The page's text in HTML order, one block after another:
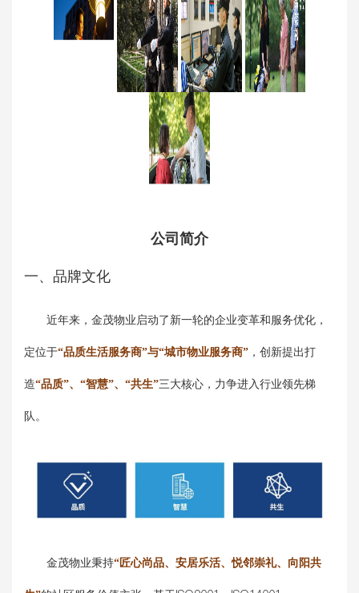
公司简介
一、品牌文化
近年来，金茂物业启动了新一轮的企业变革和服务优化，
定位于“品质生活服务商”与“城市物业服务商” ，创新提出打
造“品质”、“智慧”、“共生”三大核心，力争进入行业领先梯
队。
金茂物业秉持“匠心尚品、安居乐活、悦邻崇礼、向阳共